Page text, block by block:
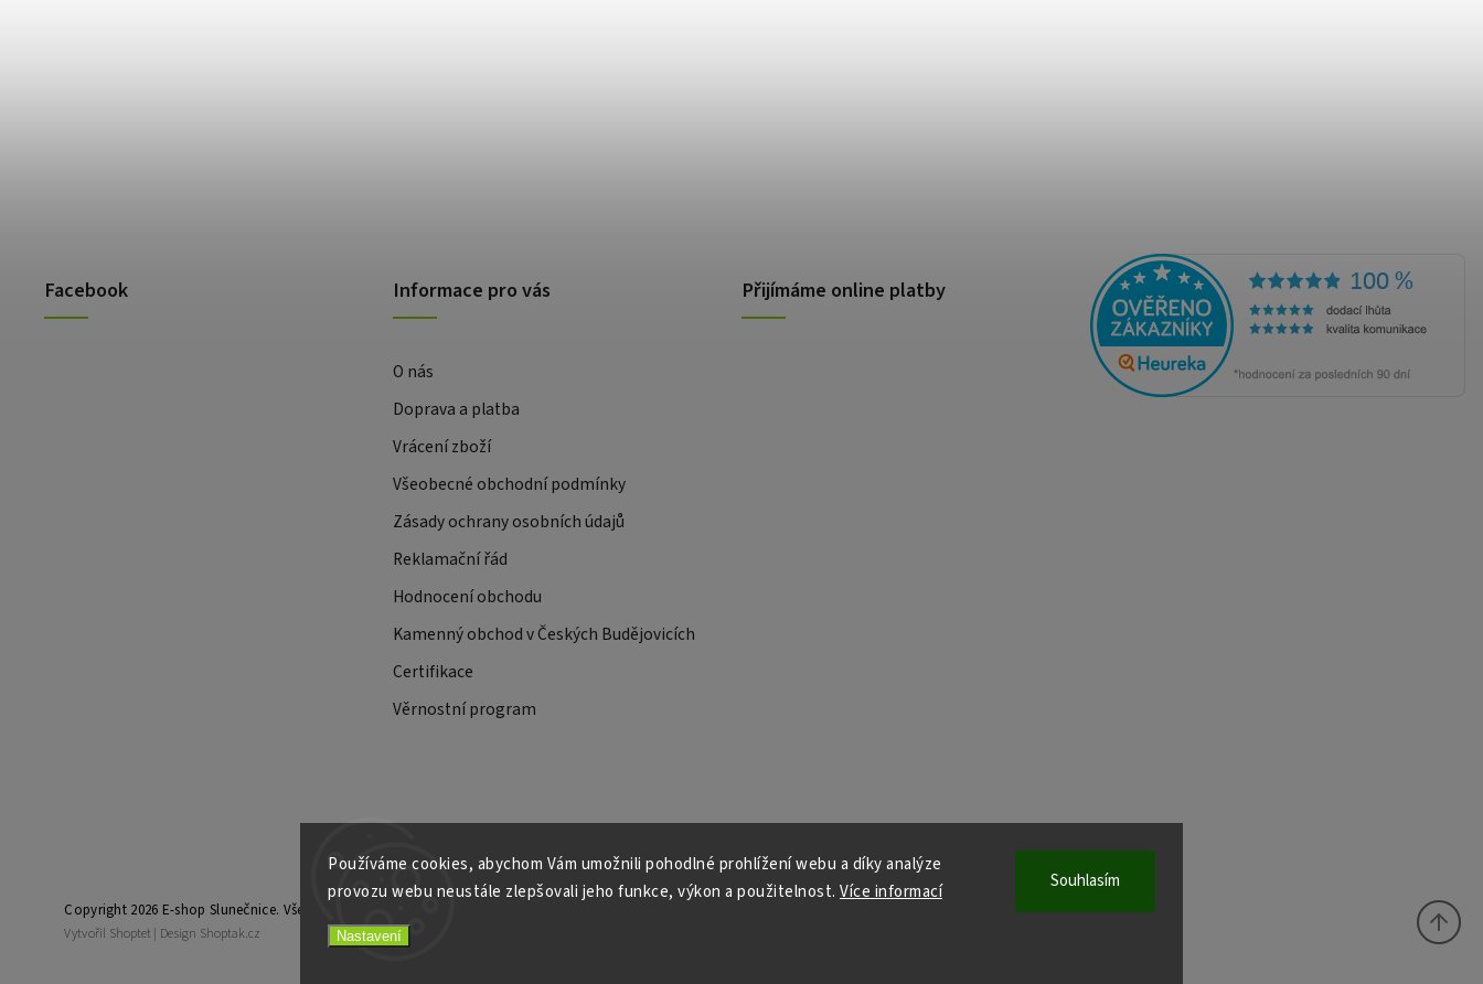
Používáme cookies, abychom Vám umožnili pohodlné prohlížení webu a díky analýze
provozu webu neustále zlepšovali jeho funkce, výkon a použitelnost. Více informací
Nastavení
Souhlasím
Facebook Informace pro vás
O nás
Doprava a platba
Vrácení zboží
Všeobecné obchodní podmínky
Zásady ochrany osobních údajů
Reklamační řád
Hodnocení obchodu
Kamenný obchod v Českých Budějovicích
Certifikace
Věrnostní program
Přijímáme online platby
Copyright 2026 E-shop Slunečnice. Všechna práva vyhrazena.
Vytvořil Shoptet | Design Shoptak.cz